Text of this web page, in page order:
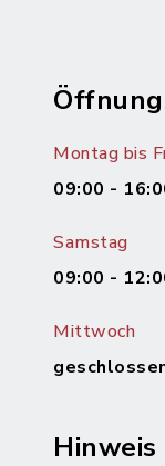
Montag bis
09:00 -
Samstag
09:00 -
Mittwoch
Hinweis